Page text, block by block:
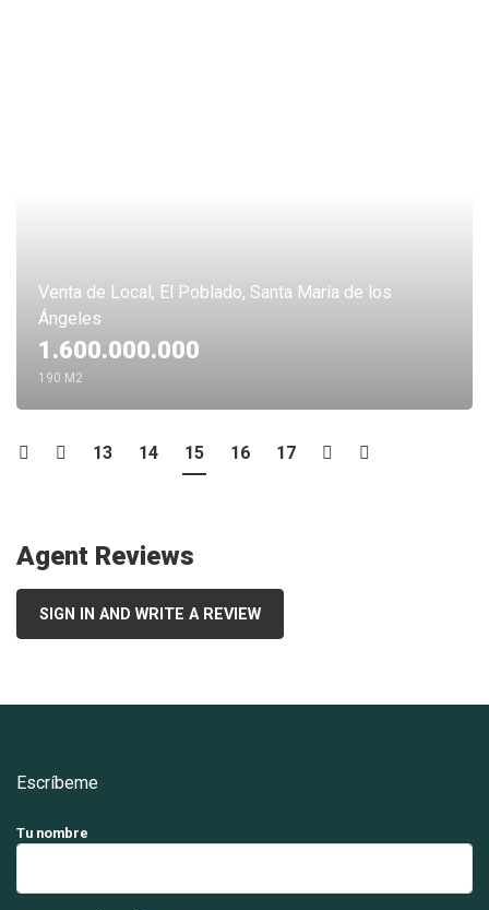
Venta de Local, El Poblado, Santa María de los
Ángeles
1.600.000.000
190 M2
13 14 15 16 17
Agent Reviews
SIGN IN AND WRITE A REVIEW
Escríbeme
Tu nombre